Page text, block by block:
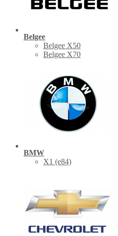
Belgee
Belgee X50
Belgee X70
BMW
X1 (е84)